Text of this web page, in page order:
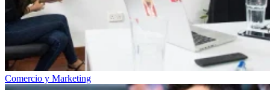
Comercio y Marketing